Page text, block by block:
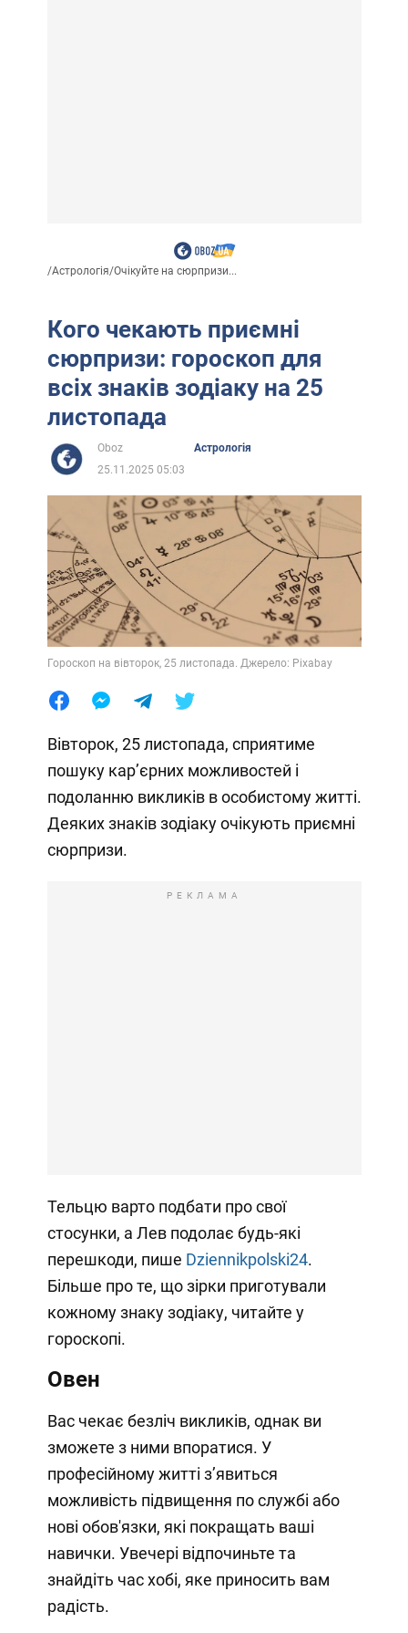
/Астрологія/Очікуйте на сюрпризи...
Кого чекають приємні
сюрпризи: гороскоп для
всіх знаків зодіаку на 25
листопада
Oboz
Астрологія
25.11.2025 05:03
Гороскоп на вівторок, 25 листопада. Джерело: Pixabay
Вівторок, 25 листопада, сприятиме
пошуку кар’єрних можливостей і
подоланню викликів в особистому житті.
Деяких знаків зодіаку очікують приємні
сюрпризи.
РЕКЛАМА
Тельцю варто подбати про свої
стосунки, а Лев подолає будь-які
перешкоди, пише Dziennikpolski24.
Більше про те, що зірки приготували
кожному знаку зодіаку, читайте у
гороскопі.
Овен
Вас чекає безліч викликів, однак ви
зможете з ними впоратися. У
професійному житті з’явиться
можливість підвищення по службі або
нові обов'язки, які покращать ваші
навички. Увечері відпочиньте та
знайдіть час хобі, яке приносить вам
радість.